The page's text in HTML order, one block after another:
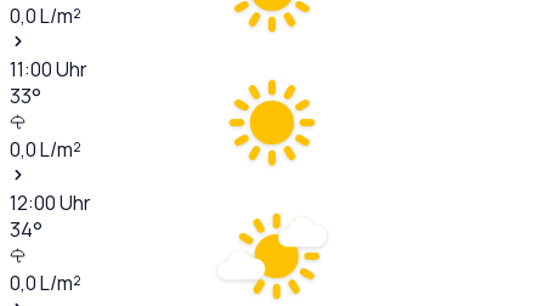
0,0L/m²
11:00Uhr
33°
0,0L/m²
12:00Uhr
34°
0,0L/m²